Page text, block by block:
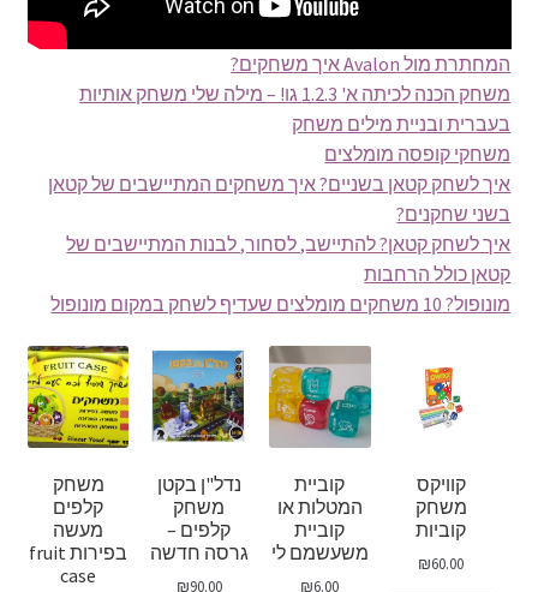
המחתרת מול Avalon איך משחקים?
משחק הכנה לכיתה א' 1.2.3 גו! – מילה שלי משחק אותיות
בעברית ובניית מילים משחק
משחקי קופסה מומלצים
איך לשחק קטאן בשניים? איך משחקים המתיישבים של קטאן
בשני שחקנים?
איך לשחק קטאן? להתיישב, לסחור, לבנות המתיישבים של
קטאן כולל הרחבות
מונופול? 10 משחקים מומלצים שעדיף לשחק במקום מונופול
קוויקס
משחק
קוביות
₪60.00
קוביית
המטלות או
קוביית
משעשמם לי
₪6.00
נדל"ן בקטן
משחק
קלפים –
גרסה חדשה
₪90.00
משחק
קלפים
מעשה
בפירות fruit
case